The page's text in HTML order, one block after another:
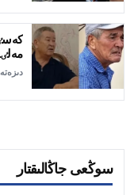
سوڭعى جاڭالىقتار